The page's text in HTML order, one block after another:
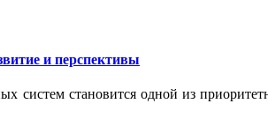
и перспективы
систем становится одной из